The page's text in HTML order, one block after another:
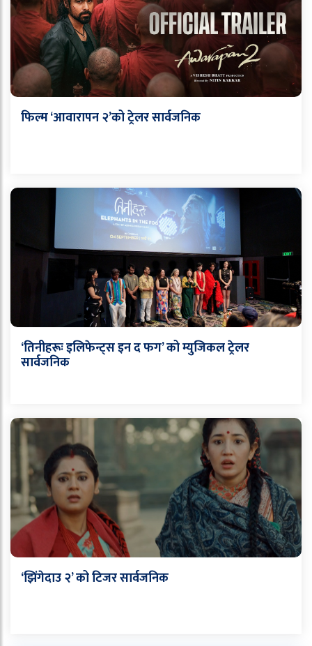
फिल्म ‘आवारापन २’को ट्रेलर सार्वजनिक
‘तिनीहरूः इलिफेन्ट्स इन द फग’ को म्युजिकल ट्रेलर
सार्वजनिक
‘झिंगेदाउ २’ को टिजर सार्वजनिक